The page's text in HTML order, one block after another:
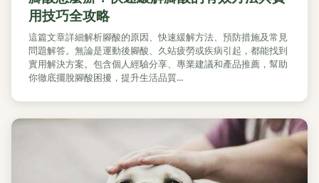
用技巧全攻略
這篇文章詳細解析腳酸的原因、快速緩解方法、預防措施及常見
問題解答。無論是運動後腳酸、久站疲勞或疾病引起，都能找到
實用解決方案。包含個人經驗分享、專業建議和產品推薦，幫助
你徹底擺脫腳酸困擾，提升生活品質...